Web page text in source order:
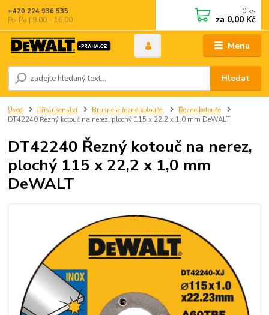
Menu
Hledat
+420 224 936 535
Po–Pá | 9:00 – 16:00
0 ks
za 0,00 Kč
Úvod Příslušenství Brusné a řezné kotouče
Řezné kotouče
DT42240 Řezný kotouč na nerez, plochý 115 x 22,2 x 1,0 mm DeWALT
DT42240 Řezný kotouč na nerez,
plochý 115 x 22,2 x 1,0 mm
DeWALT